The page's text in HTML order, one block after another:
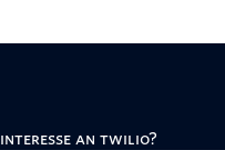
Interesse an Twilio?